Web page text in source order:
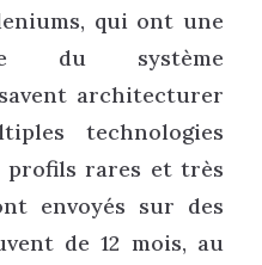
qui ont une
du système
architecturer
technologies
profils rares et très
envoyés sur des
de 12 mois, au